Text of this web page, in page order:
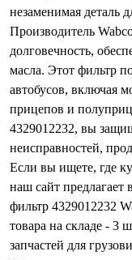
незаменимая деталь
Производитель
долговечность,
масла. Этот фильтр
автобусов, включая
прицепов и
4329012232, вы
неисправностей,
Если вы ищете, где
наш сайт
фильтр 4329012232
товара на складе - 3
запчастей для